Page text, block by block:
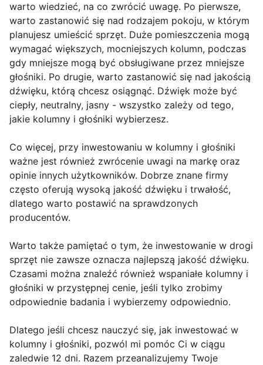
warto wiedzieć, na co zwrócić uwagę. Po pierwsze,
warto zastanowić się nad rodzajem pokoju, w którym
planujesz umieścić sprzęt. Duże pomieszczenia mogą
wymagać większych, mocniejszych kolumn, podczas
gdy mniejsze mogą być obsługiwane przez mniejsze
głośniki. Po drugie, warto zastanowić się nad jakością
dźwięku, którą chcesz osiągnąć. Dźwięk może być
ciepły, neutralny, jasny - wszystko zależy od tego,
jakie kolumny i głośniki wybierzesz.
Co więcej, przy inwestowaniu w kolumny i głośniki
ważne jest również zwrócenie uwagi na markę oraz
opinie innych użytkowników. Dobrze znane firmy
często oferują wysoką jakość dźwięku i trwałość,
dlatego warto postawić na sprawdzonych
producentów.
Warto także pamiętać o tym, że inwestowanie w drogi
sprzęt nie zawsze oznacza najlepszą jakość dźwięku.
Czasami można znaleźć również wspaniałe kolumny i
głośniki w przystępnej cenie, jeśli tylko zrobimy
odpowiednie badania i wybierzemy odpowiednio.
Dlatego jeśli chcesz nauczyć się, jak inwestować w
kolumny i głośniki, pozwól mi pomóc Ci w ciągu
zaledwie 12 dni. Razem przeanalizujemy Twoje